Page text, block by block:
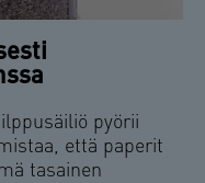
pyörii
että paperit
tasainen